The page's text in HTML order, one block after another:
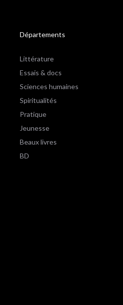
Départements
Littérature
Essais & docs
Sciences humaines
Spiritualités
Pratique
Jeunesse
Beaux livres
BD